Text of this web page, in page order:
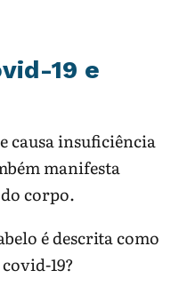
19 e
causa insuficiência
manifesta
corpo.
é descrita como
19?